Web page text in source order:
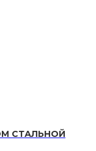
СТАЛЬНОЙ